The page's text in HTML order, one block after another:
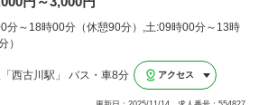
分～18時00分（休憩90分）,土:09時00分～13時
）
「西古川駅」 バス・車8分 アクセス